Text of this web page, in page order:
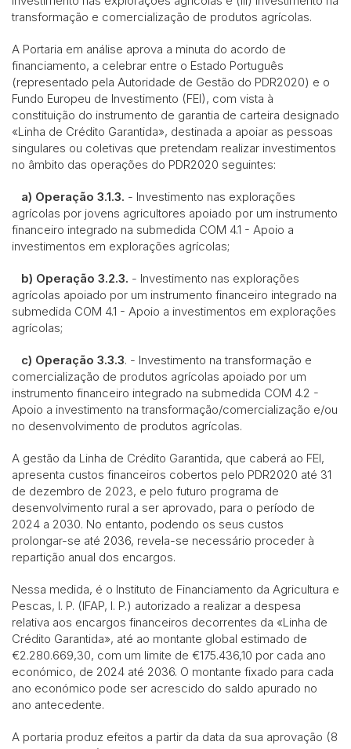
transformação e comercialização de produtos agrícolas.
A Portaria em análise aprova a minuta do acordo de
financiamento, a celebrar entre o Estado Português
(representado pela Autoridade de Gestão do PDR2020) e o
Fundo Europeu de Investimento (FEI), com vista à
constituição do instrumento de garantia de carteira designado
«Linha de Crédito Garantida», destinada a apoiar as pessoas
singulares ou coletivas que pretendam realizar investimentos
no âmbito das operações do PDR2020 seguintes:
a) Operação 3.1.3. - Investimento nas explorações
agrícolas por jovens agricultores apoiado por um instrumento
financeiro integrado na submedida COM 4.1 - Apoio a
investimentos em explorações agrícolas;
b) Operação 3.2.3. - Investimento nas explorações
agrícolas apoiado por um instrumento financeiro integrado na
submedida COM 4.1 - Apoio a investimentos em explorações
agrícolas;
c) Operação 3.3.3. - Investimento na transformação e
comercialização de produtos agrícolas apoiado por um
instrumento financeiro integrado na submedida COM 4.2 -
Apoio a investimento na transformação/comercialização e/ou
no desenvolvimento de produtos agrícolas.
A gestão da Linha de Crédito Garantida, que caberá ao FEI,
apresenta custos financeiros cobertos pelo PDR2020 até 31
de dezembro de 2023, e pelo futuro programa de
desenvolvimento rural a ser aprovado, para o período de
2024 a 2030. No entanto, podendo os seus custos
prolongar-se até 2036, revela-se necessário proceder à
repartição anual dos encargos.
Nessa medida, é o Instituto de Financiamento da Agricultura e
Pescas, I. P. (IFAP, I. P.) autorizado a realizar a despesa
relativa aos encargos financeiros decorrentes da «Linha de
Crédito Garantida», até ao montante global estimado de
€2.280.669,30, com um limite de €175.436,10 por cada ano
económico, de 2024 até 2036. O montante fixado para cada
ano económico pode ser acrescido do saldo apurado no
ano antecedente.
A portaria produz efeitos a partir da data da sua aprovação (8